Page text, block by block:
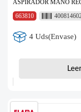
ASPIRADOR MANO
663810
4 Uds(Envase)